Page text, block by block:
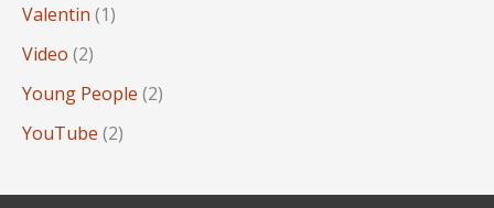
Valentin (1)
Video (2)
Young People (2)
YouTube (2)